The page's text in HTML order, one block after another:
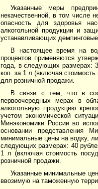
Указанные меры
некачественной, в том числе
опасность для здоровья
алкогольной продукции и
устанавливающих
В настоящее время на
процентов применяются
года, в следующих размерах:
коп. за 1 л (включая
для розничной продажи.
В связи с тем, что в
первоочередных мерах в
алкогольную продукцию
учетом экономической
Минэкономики России во
основании представления
минимальные цены на водку,
следующих размерах: 40
1 л (включая стоимость
розничной продажи.
Указанные минимальные
ввозимую на таможенную